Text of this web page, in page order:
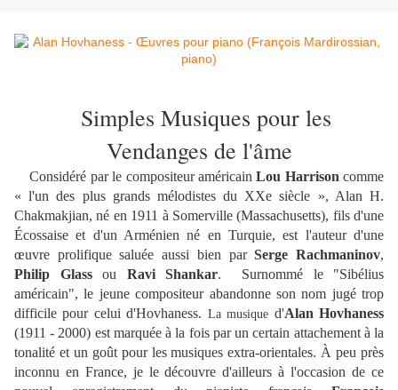
Simples Musiques pour les
Vendanges de l'âme
Considéré par le compositeur américainLou Harrison comme
« l'un des plus grands mélodistes du XXe siècle », Alan H.
Chakmakjian, né en 1911 à Somerville (Massachusetts), fils d'une
Écossaise et d'un Arménien né en Turquie, est l'auteur d'une
œuvre prolifique saluée aussi bien parSerge Rachmaninov,
Philip Glassou Ravi Shankar. Surnommé le "Sibélius
américain", le jeune compositeur abandonne son nom jugé trop
difficile pour celui d'Hovhaness. La musique d'Alan Hovhaness
(1911 - 2000) est marquée à la fois par un certain attachement à la
tonalité et un goût pour les musiques extra-orientales. À peu près
inconnu en France, je le découvre d'ailleurs à l'occasion de ce